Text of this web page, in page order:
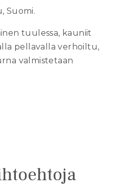
Suomi.
tuulessa, kauniit
pellavalla verhoiltu,
valmistetaan